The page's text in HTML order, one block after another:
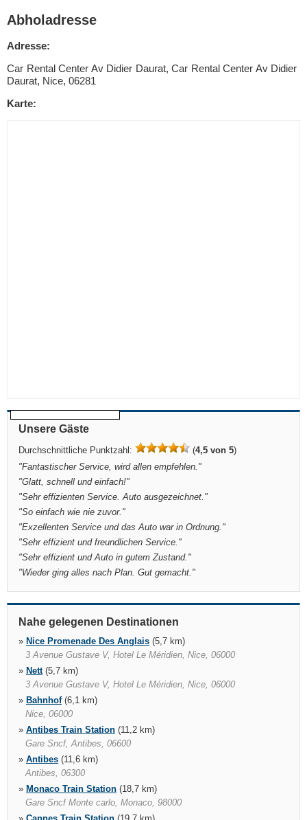
Abholadresse
Adresse:
Car Rental Center Av Didier Daurat, Car Rental Center Av Didier
Daurat, Nice, 06281
Karte:
Unsere Gäste
Durchschnittliche Punktzahl: (4,5 von 5)
"Fantastischer Service, wird allen empfehlen. "
"Glatt, schnell und einfach!"
"Sehr effizienten Service. Auto ausgezeichnet. "
"So einfach wie nie zuvor. "
"Exzellenten Service und das Auto war in Ordnung. "
"Sehr effizient und freundlichen Service. "
"Sehr effizient und Auto in gutem Zustand. "
"Wieder ging alles nach Plan. Gut gemacht. "
Nahe gelegenen Destinationen
» Nice Promenade Des Anglais (5,7 km)
3 Avenue Gustave V, Hotel Le Méridien, Nice, 06000
» Nett(5,7 km)
3 Avenue Gustave V, Hotel Le Méridien, Nice, 06000
» Bahnhof(6,1 km)
Nice, 06000
» Antibes Train Station (11,2 km)
Gare Sncf, Antibes, 06600
» Antibes (11,6 km)
Antibes, 06300
» Monaco Train Station (18,7 km)
Gare Sncf Monte carlo, Monaco, 98000